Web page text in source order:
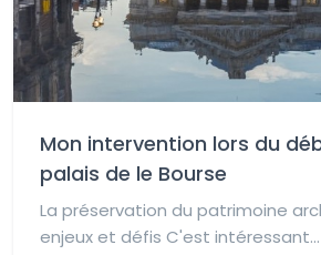
Mon intervention lors du
palais de le Bourse
La préservation du patrimoine
enjeux et défis C'est intéressant...